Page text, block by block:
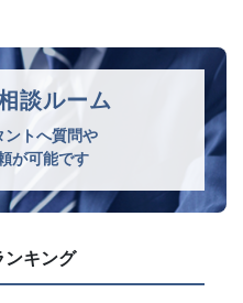
談ルーム
ントへ質問や
が可能です
ンキング